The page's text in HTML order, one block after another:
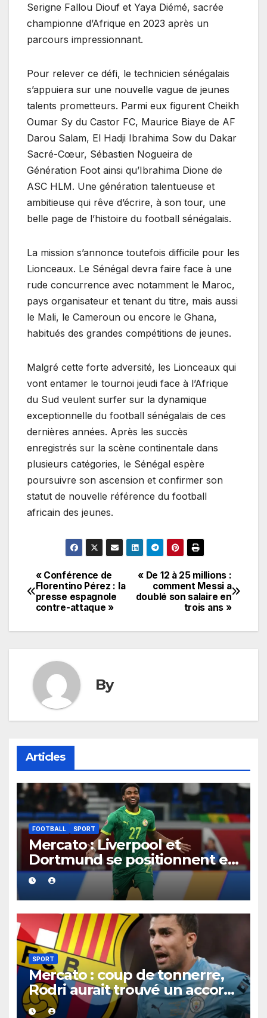
Serigne Fallou Diouf et Yaya Diémé, sacrée
championne d’Afrique en 2023 après un
parcours impressionnant.
Pour relever ce défi, le technicien sénégalais
s’appuiera sur une nouvelle vague de jeunes
talents prometteurs. Parmi eux figurent Cheikh
Oumar Sy du Castor FC, Maurice Biaye de AF
Darou Salam, El Hadji Ibrahima Sow du Dakar
Sacré-Cœur, Sébastien Nogueira de
Génération Foot ainsi qu’Ibrahima Dione de
ASC HLM. Une génération talentueuse et
ambitieuse qui rêve d’écrire, à son tour, une
belle page de l’histoire du football sénégalais.
La mission s’annonce toutefois difficile pour les
Lionceaux. Le Sénégal devra faire face à une
rude concurrence avec notamment le Maroc,
pays organisateur et tenant du titre, mais aussi
le Mali, le Cameroun ou encore le Ghana,
habitués des grandes compétitions de jeunes.
Malgré cette forte adversité, les Lionceaux qui
vont entamer le tournoi jeudi face à l’Afrique
du Sud veulent surfer sur la dynamique
exceptionnelle du football sénégalais de ces
dernières années. Après les succès
enregistrés sur la scène continentale dans
plusieurs catégories, le Sénégal espère
poursuivre son ascension et confirmer son
statut de nouvelle référence du football
africain des jeunes.
Navigation
de
l’article
« De 12 à 25 millions :
comment Messi a
doublé son salaire en
trois ans »
« Conférence de
Florentino Pérez : la
presse espagnole
contre-attaque »
By
Articles
FOOTBALL SPORT
Mercato : Liverpool et
Dortmund se positionnent en
favoris pour recruter Ibrahim
Mbaye
SPORT
Mercato : coup de tonnerre,
Rodri aurait trouvé un accord
XXL avec le Barça pour un